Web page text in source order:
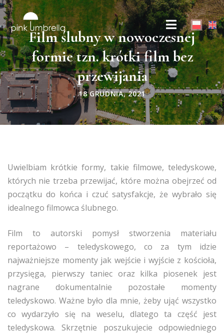
Film ślubny w nowoczesnej
formie tzn. krótki film bez
przewijania
18 GRUDNIA, 2021
Uwielbiam krótkie formy, takie filmowe, teledyskowe,
których nie trzeba przewijać, które można obejrzeć od
początku do końca i czuć satysfakcje, że wybrało się
idealnego filmowca ślubnego.
Film to autorski pomysł stworzenia materiału
reportażowo – teledyskowego, co za tym idzie
najważniejsze momenty jak wejście i wyjście z kościoła,
przysięga, pierwszy taniec oraz kilka piosenek jest
nagrane dokumentalnie pozostałe momenty
teledyskowo. Ważne było dla mnie, żeby ująć wszystko
co wydarzyło się na weselu, dlatego ta część jest
teledyskowa. Skrzętnie poszukujecie odpowiedniego